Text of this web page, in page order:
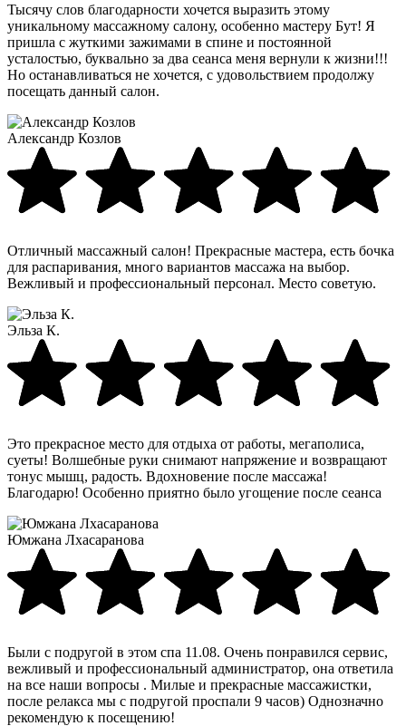
Тысячу слов благодарности хочется выразить этому
уникальному массажному салону, особенно мастеру Бут! Я
пришла с жуткими зажимами в спине и постоянной
усталостью, буквально за два сеанса меня вернули к жизни!!!
Но останавливаться не хочется, с удовольствием продолжу
посещать данный салон.
Александр Козлов
Отличный массажный салон! Прекрасные мастера, есть бочка
для распаривания, много вариантов массажа на выбор.
Вежливый и профессиональный персонал. Место советую.
Эльза К.
Это прекрасное место для отдыха от работы, мегаполиса,
суеты! Волшебные руки снимают напряжение и возвращают
тонус мышц, радость. Вдохновение после массажа!
Благодарю! Особенно приятно было угощение после сеанса
Юмжана Лхасаранова
Были с подругой в этом спа 11.08. Очень понравился сервис,
вежливый и профессиональный администратор, она ответила
на все наши вопросы . Милые и прекрасные массажистки,
после релакса мы с подругой проспали 9 часов) Однозначно
рекомендую к посещению!